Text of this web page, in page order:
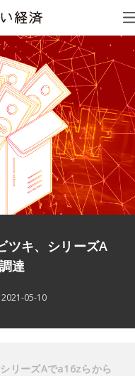
ツキ、シリーズA
達
2021-05-10
リーズAでa16zらから